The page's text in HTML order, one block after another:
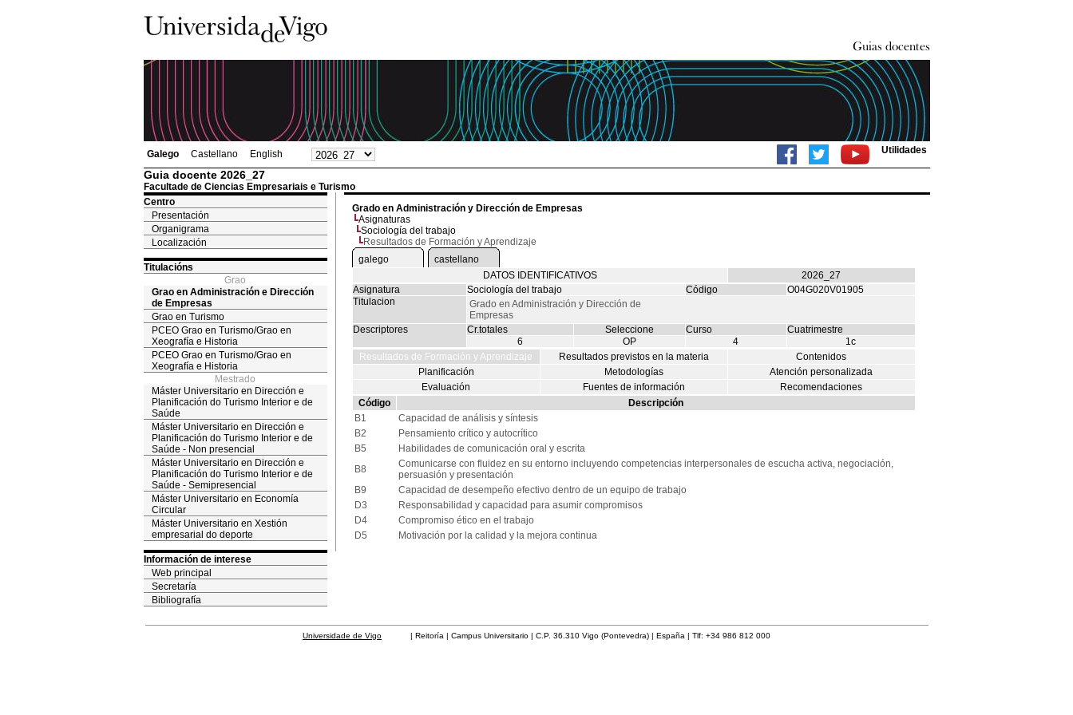
Galego Castellano English Utilidades
Guia docente 2026_27
Facultade de Ciencias Empresariais e Turismo
Centro
Presentación
Organigrama
Localización
Titulacións
Grao
Grao en Administración e Dirección
de Empresas
Grao en Turismo
PCEO Grao en Turismo/Grao en
Xeografía e Historia
PCEO Grao en Turismo/Grao en
Xeografía e Historia
Mestrado
Máster Universitario en Dirección e
Planificación do Turismo Interior e de
Saúde
Máster Universitario en Dirección e
Planificación do Turismo Interior e de
Saúde - Non presencial
Máster Universitario en Dirección e
Planificación do Turismo Interior e de
Saúde - Semipresencial
Máster Universitario en Economía
Circular
Máster Universitario en Xestión
empresarial do deporte
Información de interese
Web principal
Secretaría
Bibliografía
Grado en Administración y Dirección de Empresas
Asignaturas
Sociología del trabajo
Resultados de Formación y Aprendizaje
galego
castellano
DATOS IDENTIFICATIVOS
2026_27
Asignatura
Sociología del trabajo Código
O04G020V01905
Titulacion
Grado en Administración y Dirección de
Empresas
Descriptores
Cr.totales Seleccione Curso
Cuatrimestre
6
OP 4
1c
Resultados de Formación y Aprendizaje
Resultados previstos en la materia
Contenidos
Planificación
Metodologías
Atención personalizada
Evaluación
Fuentes de información
Recomendaciones
Código
Descripción
B1
Capacidad de análisis y síntesis
B2
Pensamiento crítico y autocrítico
B5
Habilidades de comunicación oral y escrita
B8
Comunicarse con fluidez en su entorno incluyendo competencias interpersonales de escucha activa, negociación,
persuasión y presentación
B9
Capacidad de desempeño efectivo dentro de un equipo de trabajo
D3
Responsabilidad y capacidad para asumir compromisos
D4
Compromiso ético en el trabajo
D5
Motivación por la calidad y la mejora continua
Universidade de Vigo | Reitoría | Campus Universitario | C.P. 36.310 Vigo (Pontevedra) | España | Tlf: +34 986 812 000